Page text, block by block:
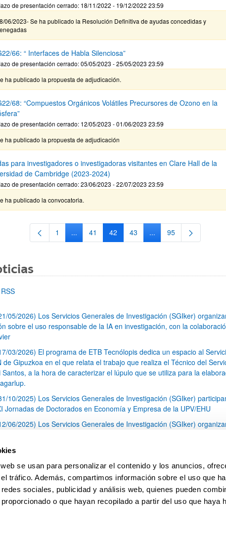
se usan para personalizar el contenido y los anuncios,
tráfico. Además, compartimos información sobre el uso que
sociales, publicidad y análisis web, quienes pueden
o que hayan recopilado a partir del uso que haya
de presentación cerrado: 18/11/2022 - 19/12/2022 23:59
06/2023- Se ha publicado la Resolución Definitiva de ayudas concedidas y
66: “ Interfaces de Habla Silenciosa”
de presentación cerrado: 05/05/2023 - 25/05/2023 23:59
ha publicado la propuesta de adjudicación.
68: “Compuestos Orgánicos Volátiles Precursores de Ozono en la
de presentación cerrado: 12/05/2023 - 01/06/2023 23:59
ha publicado la propuesta de adjudicación
para investigadores o investigadoras visitantes en Clare Hall de la
de Cambridge (2023-2024)
de presentación cerrado: 23/06/2023 - 22/07/2023 23:59
ha publicado la convocatoria.
Página
1 ...Páginas intermedias Use TAB para desplazarse.
Página
41 Página
42 Página
43 ...Páginas intermedias
Página
95
RSS
05/2026) Los Servicios Generales de Investigación (SGIker)
sobre el uso responsable de la IA en investigación, con la
03/2026) El programa de ETB Tecnólopis dedica un espacio al
de Gipuzkoa en el que relata el trabajo que realiza el Técnico del
Santos, a la hora de caracterizar el lúpulo que se utiliza para la
10/2025) Los Servicios Generales de Investigación (SGIker)
Jornadas de Doctorados en Economía y Empresa de la UPV/EHU
06/2025) Los Servicios Generales de Investigación (SGIker)
química de dos variedades de lúpulo silvestre
Página
1 Página
2 Página
3 ...
Páginas intermedias Use TAB
Página
79